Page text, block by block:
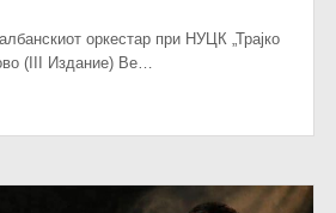
оркестар при НУЦК „Трајко
(III Издание) Ве…